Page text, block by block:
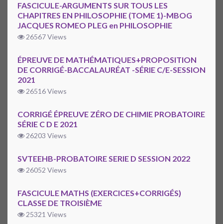
FASCICULE-ARGUMENTS SUR TOUS LES
CHAPITRES EN PHILOSOPHIE (TOME 1)-MBOG
JACQUES ROMEO PLEG en PHILOSOPHIE
26567 Views
ÉPREUVE DE MATHÉMATIQUES+PROPOSITION
DE CORRIGÉ-BACCALAURÉAT -SÉRIE C/E-SESSION
2021
26516 Views
CORRIGÉ ÉPREUVE ZÉRO DE CHIMIE PROBATOIRE
SÉRIE C D E 2021
26203 Views
SVTEEHB-PROBATOIRE SERIE D SESSION 2022
26052 Views
FASCICULE MATHS (EXERCICES+CORRIGÉS)
CLASSE DE TROISIÈME
25321 Views